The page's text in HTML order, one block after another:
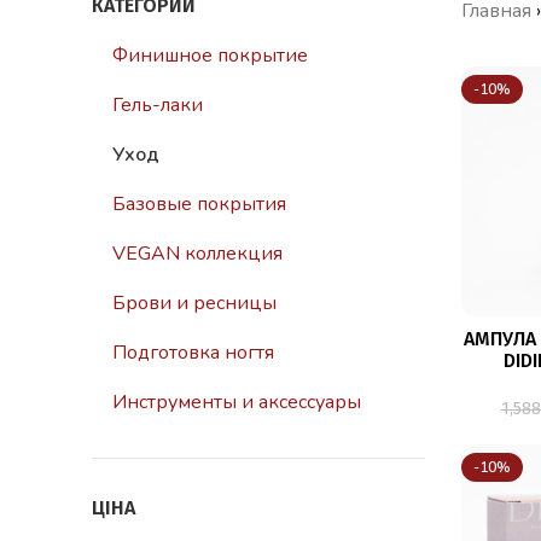
КАТЕГОРИИ
Финишное покрытие
Гель-лаки
Уход
Базовые покрытия
VEGAN коллекция
Брови и ресницы
Подготовка ногтя
Инструменты и аксессуары
ЦІНА
Главная
-10%
АМПУЛА
-10%